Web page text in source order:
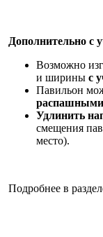
Дополнительно с
Возможно
и ширины с
Павильон
Удлинить
смещения
место).
Подробнее в